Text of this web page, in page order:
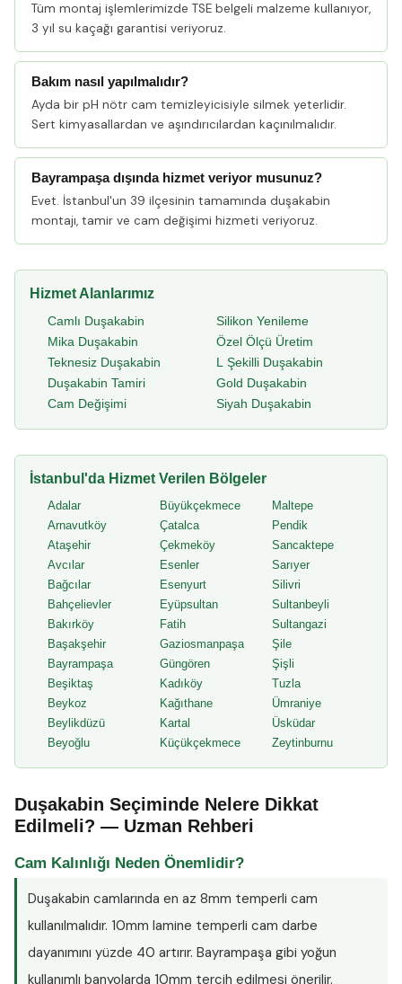
Tüm montaj işlemlerimizde TSE belgeli malzeme kullanıyor,
3 yıl su kaçağı garantisi veriyoruz.
Bakım nasıl yapılmalıdır?
Ayda bir pH nötr cam temizleyicisiyle silmek yeterlidir.
Sert kimyasallardan ve aşındırıcılardan kaçınılmalıdır.
Bayrampaşa dışında hizmet veriyor musunuz?
Evet. İstanbul'un 39 ilçesinin tamamında duşakabin
montajı, tamir ve cam değişimi hizmeti veriyoruz.
Hizmet Alanlarımız
Camlı Duşakabin
Mika Duşakabin
Teknesiz Duşakabin
Duşakabin Tamiri
Cam Değişimi
Silikon Yenileme
Özel Ölçü Üretim
L Şekilli Duşakabin
Gold Duşakabin
Siyah Duşakabin
İstanbul'da Hizmet Verilen Bölgeler
Adalar
Arnavutköy
Ataşehir
Avcılar
Bağcılar
Bahçelievler
Bakırköy
Başakşehir
Bayrampaşa
Beşiktaş
Beykoz
Beylikdüzü
Beyoğlu
Büyükçekmece
Çatalca
Çekmeköy
Esenler
Esenyurt
Eyüpsultan
Fatih
Gaziosmanpaşa
Güngören
Kadıköy
Kağıthane
Kartal
Küçükçekmece
Maltepe
Pendik
Sancaktepe
Sarıyer
Silivri
Sultanbeyli
Sultangazi
Şile
Şişli
Tuzla
Ümraniye
Üsküdar
Zeytinburnu
Duşakabin Seçiminde Nelere Dikkat
Edilmeli? — Uzman Rehberi
Cam Kalınlığı Neden Önemlidir?
Duşakabin camlarında en az 8mm temperli cam
kullanılmalıdır. 10mm lamine temperli cam darbe
dayanımını yüzde 40 artırır. Bayrampaşa gibi yoğun
kullanımlı banyolarda 10mm tercih edilmesi önerilir.